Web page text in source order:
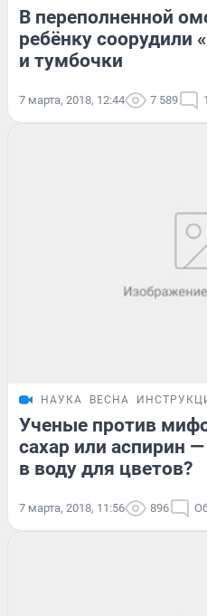
В переполненной
ребёнку соорудили
и тумбочки
7 марта, 2018, 12:44 7 589
НАУКА ВЕСНА
Ученые против
сахар или аспирин
в воду для цветов?
7 марта, 2018, 11:56 896